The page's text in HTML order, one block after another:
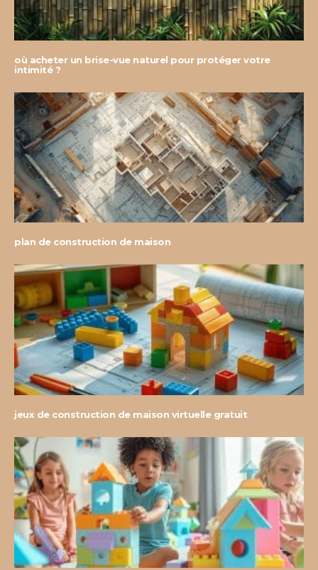
où acheter un brise-vue naturel pour protéger votre
intimité ?
plan de construction de maison
jeux de construction de maison virtuelle gratuit